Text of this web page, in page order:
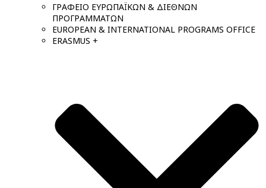
ΓΡΑΦΕΙΟ ΕΥΡΩΠΑΪΚΩΝ & ΔΙΕΘΝΩΝ
ΠΡΟΓΡΑΜΜΑΤΩΝ
EUROPEAN & INTERNATIONAL PROGRAMS OFFICE
ERASMUS +